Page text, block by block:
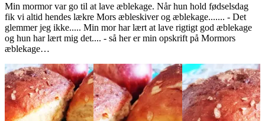
Min mormor var go til at lave æblekage. Når hun hold fødselsdag
fik vi altid hendes lækre Mors æbleskiver og æblekage....... - Det
glemmer jeg ikke..... Min mor har lært at lave rigtigt god æblekage
og hun har lært mig det.... - så her er min opskrift på Mormors
æblekage…
2021-
09-
14